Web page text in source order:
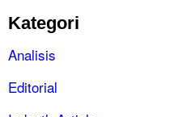
Kategori
Analisis
Editorial